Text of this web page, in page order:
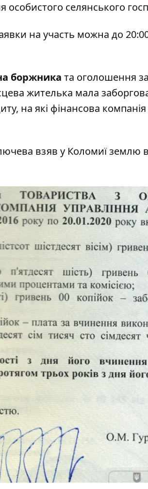
селянського
на участь можна до
боржника та оголошення
жителька мала
на які фінансова
взяв у Коломиї землю